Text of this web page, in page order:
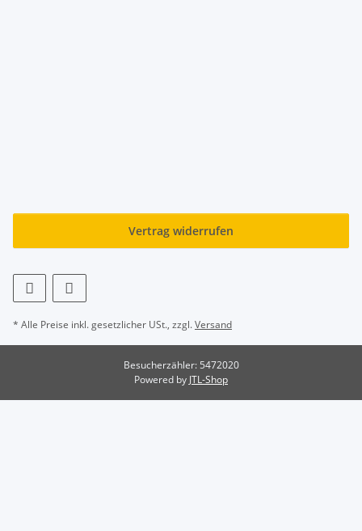
Vertrag widerrufen
* Alle Preise inkl. gesetzlicher USt., zzgl.Versand
Besucherzähler: 5472020
Powered by JTL-Shop